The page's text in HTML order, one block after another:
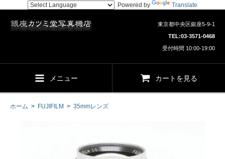
Powered by Translate
東京都中央区銀座5-9-1
TEL:03-3571-0468
受付時間 10:00-19:00
メニュー カートを見る
ホーム > FUJIFILM > 35mmレンズ